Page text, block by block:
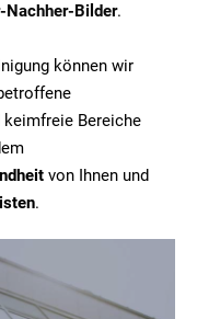
Nachher-Bilder.
können wir
Bereiche
von Ihnen und
.